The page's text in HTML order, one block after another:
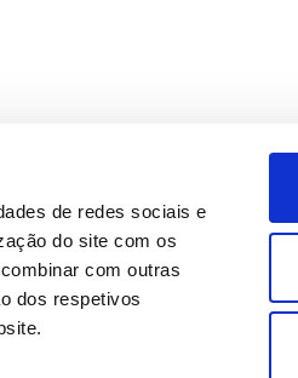
de redes sociais e
do site com os
com outras
dos respetivos